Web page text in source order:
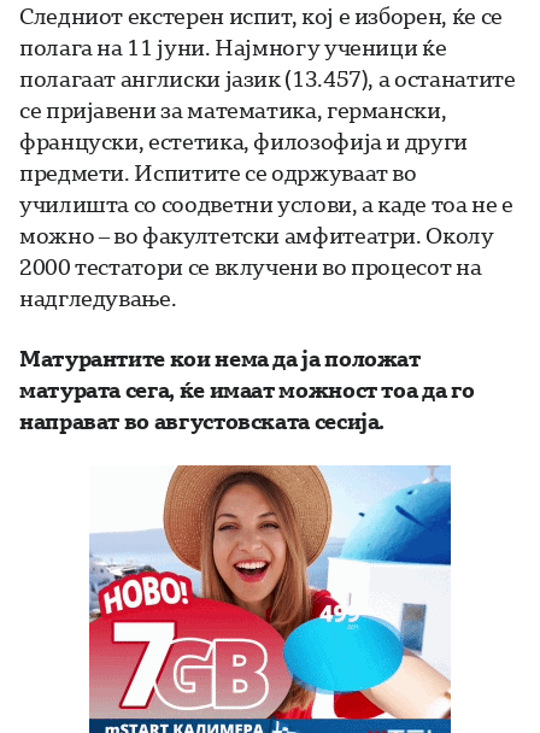
Следниот екстерен испит, кој е изборен, ќе се
полага на 11 јуни. Најмногу ученици ќе
полагаат англиски јазик (13.457), а останатите
се пријавени за математика, германски,
француски, естетика, филозофија и други
предмети. Испитите се одржуваат во
училишта со соодветни услови, а каде тоа не е
можно – во факултетски амфитеатри. Околу
2000 тестатори се вклучени во процесот на
надгледување.
Матурантите кои нема да ја положат
матурата сега, ќе имаат можност тоа да го
направат во августовската сесија.